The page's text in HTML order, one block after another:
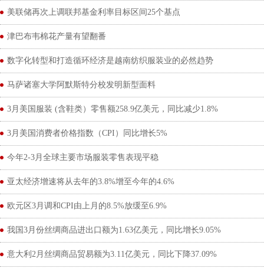
美联储再次上调联邦基金利率目标区间25个基点
津巴布韦棉花产量有望翻番
数字化转型和打造循环经济是越南纺织服装业的必然趋势
马萨诸塞大学阿默斯特分校发明新型面料
3月美国服装 (含鞋类）零售额258.9亿美元，同比减少1.8%
3月美国消费者价格指数（CPI）同比增长5%
今年2-3月全球主要市场服装零售表现平稳
亚太经济增速将从去年的3.8%增至今年的4.6%
欧元区3月调和CPI由上月的8.5%放缓至6.9%
我国3月份丝绸商品进出口额为1.63亿美元，同比增长9.05%
意大利2月丝绸商品贸易额为3.11亿美元，同比下降37.09%